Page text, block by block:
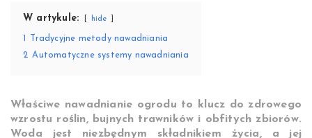
W artykule: hide
Tradycyjne metody nawadniania
2 Automatyczne systemy nawadniania
Właściwe nawadnianie ogrodu to klucz do zdrowego
wzrostu roślin, bujnych trawników i obfitych zbiorów.
Woda jest niezbędnym składnikiem życia, a jej